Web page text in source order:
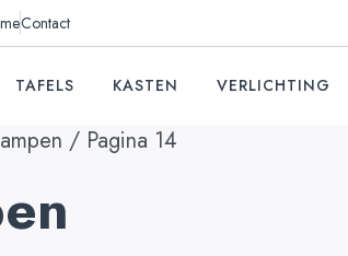
Contact
TAFELS KASTEN VERLICHTING
/ Pagina 14